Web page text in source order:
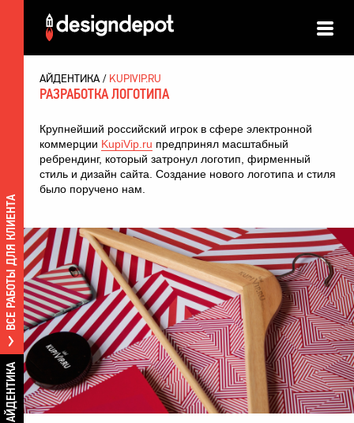
ВСЕ РАБОТЫ ДЛЯ КЛИЕНТА
АЙДЕНТИКА
АЙДЕНТИКА KUPIVIP.RU
РАЗРАБОТКА ЛОГОТИПА
Крупнейший российский игрок в сфере электронной
коммерции KupiVip.ru предпринял масштабный
ребрендинг, который затронул логотип, фирменный
стиль и дизайн сайта. Создание нового логотипа и стиля
было поручено нам.